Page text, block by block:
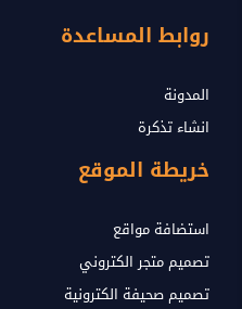
روابط المساعدة
المدونة
انشاء تذكرة
خريطة الموقع
استضافة مواقع
تصميم متجر الكتروني
تصميم صحيفة الكترونية